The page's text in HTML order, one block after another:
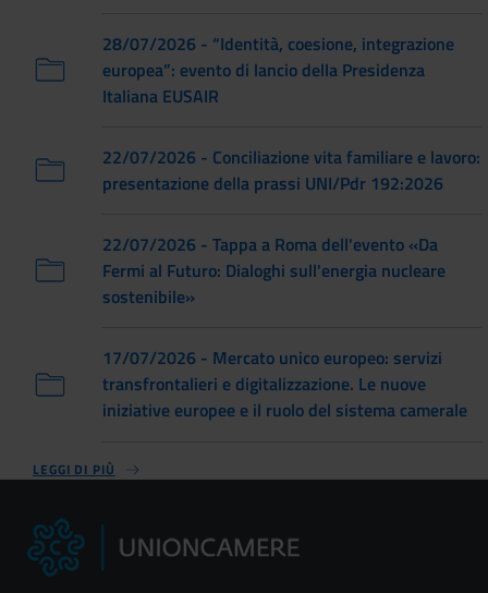
28/07/2026 - “Identità, coesione, integrazione
europea”: evento di lancio della Presidenza
Italiana EUSAIR
22/07/2026 - Conciliazione vita familiare e lavoro:
presentazione della prassi UNI/Pdr 192:2026
22/07/2026 - Tappa a Roma dell'evento «Da
Fermi al Futuro: Dialoghi sull'energia nucleare
sostenibile»
17/07/2026 - Mercato unico europeo: servizi
transfrontalieri e digitalizzazione. Le nuove
iniziative europee e il ruolo del sistema camerale
LEGGI DI PIÙ